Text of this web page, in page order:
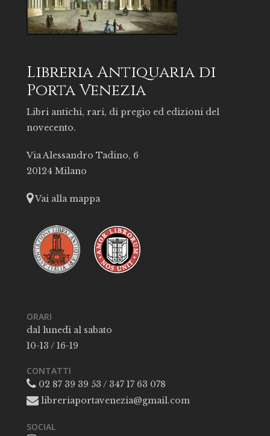
Libreria Antiquaria di
Porta Venezia
Libri antichi, rari, di pregio ed edizioni del
novecento.
Via Alessandro Tadino, 6
20124 Milano
Vai alla mappa
ORARI
dal lunedì al sabato
10-13 / 16-19
CONTATTI
02 87 39 39 53 / 347 17 63 078
libreriaportavenezia@gmail.com
SOCIAL